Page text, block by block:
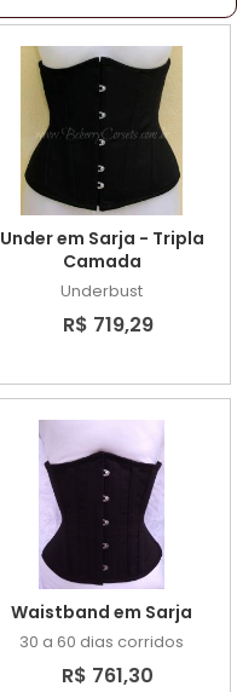
Under em Sarja - Tripla
Camada
Underbust
R$ 719,29
Waistband em Sarja
30 a 60 dias corridos
R$ 761,30